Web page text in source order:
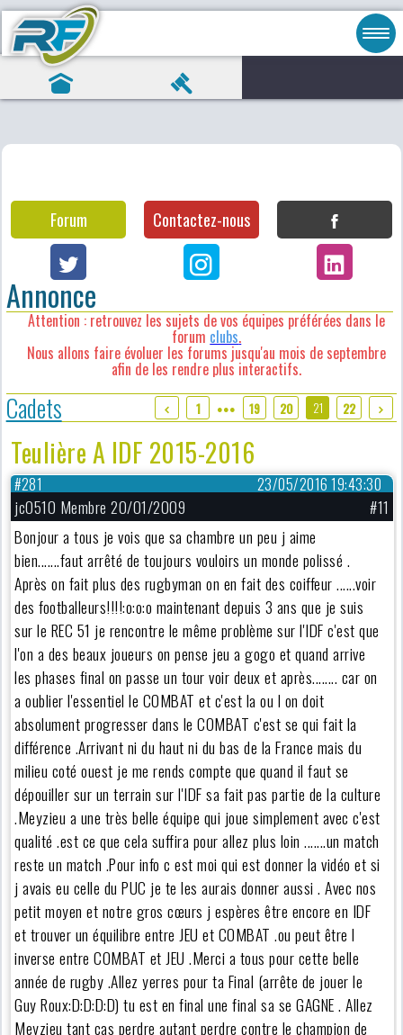
Forum Contactez-nous
Annonce
Attention : retrouvez les sujets de vos équipes préférées dans le
forum clubs.
Nous allons faire évoluer les forums jusqu'au mois de septembre
afin de les rendre plus interactifs.
Cadets 1 ●●● 19 20 21 22
Teulière A IDF 2015-2016
23/05/2016 19:43:30
#281
jc0510 Membre 20/01/2009
#11
Bonjour a tous je vois que sa chambre un peu j aime
bien.......faut arrêté de toujours vouloirs un monde polissé .
Après on fait plus des rugbyman on en fait des coiffeur ......voir
des footballeurs!!!!:o:o:o maintenant depuis 3 ans que je suis
sur le REC 51 je rencontre le même problème sur l'IDF c'est que
l'on a des beaux joueurs on pense jeu a gogo et quand arrive
les phases final on passe un tour voir deux et après........ car on
a oublier l'essentiel le COMBAT et c'est la ou l on doit
absolument progresser dans le COMBAT c'est se qui fait la
différence .Arrivant ni du haut ni du bas de la France mais du
milieu coté ouest je me rends compte que quand il faut se
dépouiller sur un terrain sur l'IDF sa fait pas partie de la culture
.Meyzieu a une très belle équipe qui joue simplement avec c'est
qualité .est ce que cela suffira pour allez plus loin .......un match
reste un match .Pour info c est moi qui est donner la vidéo et si
j avais eu celle du PUC je te les aurais donner aussi . Avec nos
petit moyen et notre gros cœurs j espères être encore en IDF
et trouver un équilibre entre JEU et COMBAT .ou peut être l
inverse entre COMBAT et JEU .Merci a tous pour cette belle
année de rugby .Allez yerres pour ta Final (arrête de jouer le
Guy Roux:D:D:D:D) tu est en final une final sa se GAGNE . Allez
Meyzieu tant cas perdre autant perdre contre le champion de